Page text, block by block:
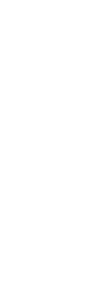
trong khu vực.
Hotel Da Nang
tâm thương mại
là Sân bay Quốc tế